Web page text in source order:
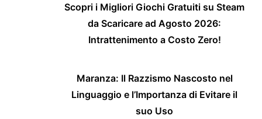
Scopri i Migliori Giochi Gratuiti su Steam
da Scaricare ad Agosto 2026:
Intrattenimento a Costo Zero!
Maranza: Il Razzismo Nascosto nel
Linguaggio e l’Importanza di Evitare il
suo Uso